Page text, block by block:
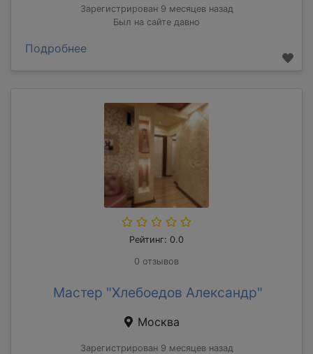
Зарегистрирован 9 месяцев назад
Был на сайте давно
Подробнее
Рейтинг: 0.0
0 отзывов
Мастер "Хлебоедов Александр"
Москва
Зарегистрирован 9 месяцев назад